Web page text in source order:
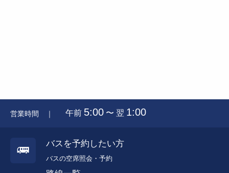
営業時間 ｜ 午前 5:00 〜 翌 1:00
バスを予約したい方
バスの空席照会・予約